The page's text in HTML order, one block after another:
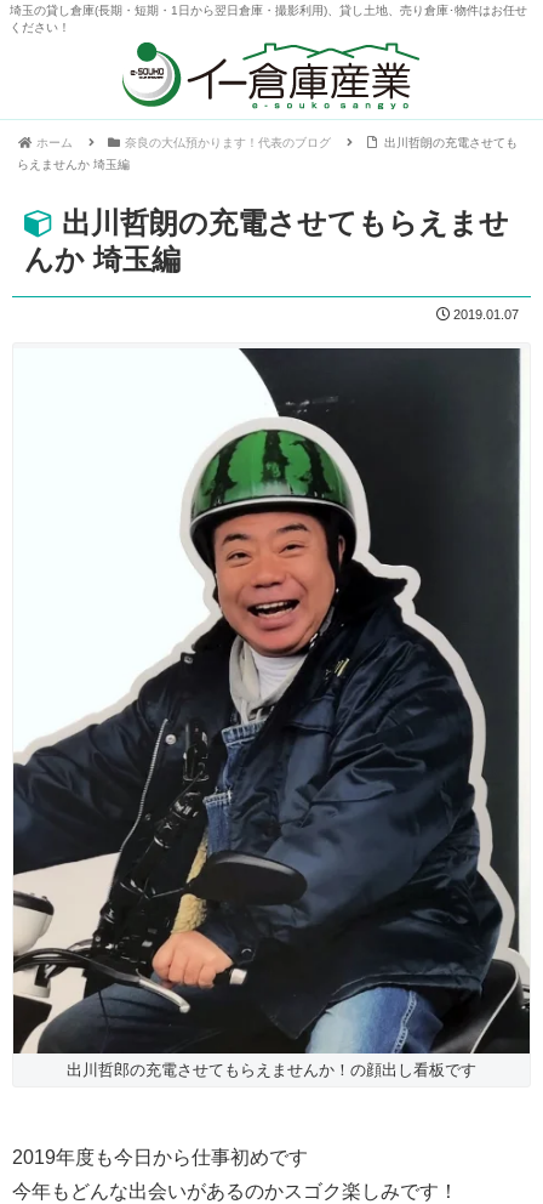
埼玉の貸し倉庫(長期・短期・1日から翌日倉庫・撮影利用)、貸し土地、売り倉庫･物件はお任せ
ください！
ホーム 奈良の大仏預かります！代表のブログ
出川哲朗の充電させても
らえませんか 埼玉編
出川哲朗の充電させてもらえませ
んか 埼玉編
2019.01.07
出川哲郎の充電させてもらえませんか！の顔出し看板です
2019年度も今日から仕事初めです
今年もどんな出会いがあるのかスゴク楽しみです！